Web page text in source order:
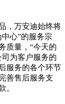
，万安迪始终将
心”的服务宗
质量，“今天的
为客户服务的
服务的各个环节
善售后服务支
。